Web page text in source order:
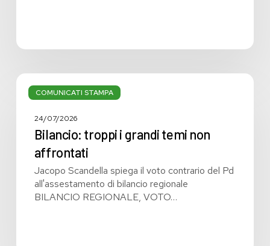
COMUNICATI STAMPA
Bilancio:
troppi
grandi
affrontati
24/07/2026
Bilancio: troppi i grandi temi non
affrontati
Jacopo Scandella spiega il voto contrario del Pd
all'assestamento di bilancio regionale
BILANCIO REGIONALE, VOTO…